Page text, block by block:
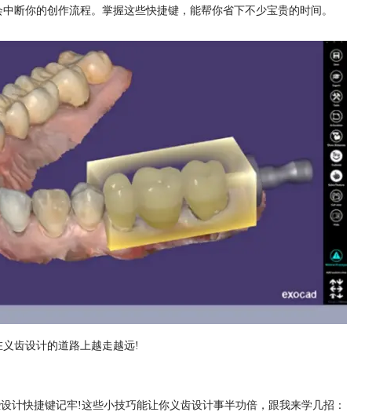
断你的创作流程。掌握这些快捷键，能帮你省下不少宝贵的时间。
齿设计的道路上越走越远!
计快捷键记牢!这些小技巧能让你义齿设计事半功倍，跟我来学几招：